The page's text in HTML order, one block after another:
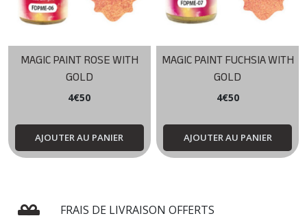
MAGIC PAINT ROSE WITH
GOLD
4€50
AJOUTER AU PANIER
MAGIC PAINT FUCHSIA WITH
GOLD
4€50
AJOUTER AU PANIER
FRAIS DE LIVRAISON OFFERTS